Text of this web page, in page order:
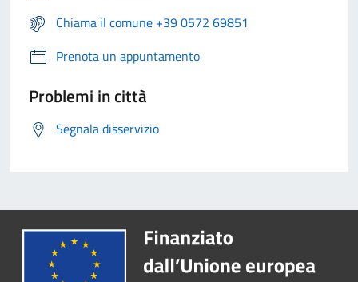
Chiama il comune +39 0572 69851
Prenota un appuntamento
Problemi in città
Segnala disservizio